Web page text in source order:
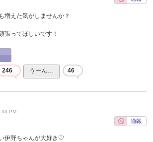
増えた気がしませんか？
張ってほしいです！
246 うーん… 46
PM
伊野ちゃんが大好き♡